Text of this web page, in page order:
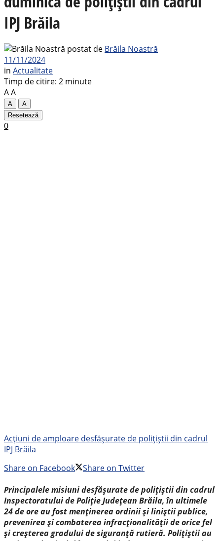
IPJ Brăila
postat de Brăila Noastră
11/11/2024
in Actualitate
Timp de citire: 2 minute
AA
A
A
Resetează
0
Acțiuni de amploare desfășurate de polițiștii din cadrul
IPJ Brăila
Share on Facebook
Share on Twitter
Principalele misiuni desfășurate de polițiștii din cadrul
Inspectoratului de Poliție Județean Brăila, în ultimele
24 de ore au fost menținerea ordinii și liniștii publice,
prevenirea și combaterea infracționalității de orice fel
și creșterea gradului de siguranță rutieră. Polițiștii au